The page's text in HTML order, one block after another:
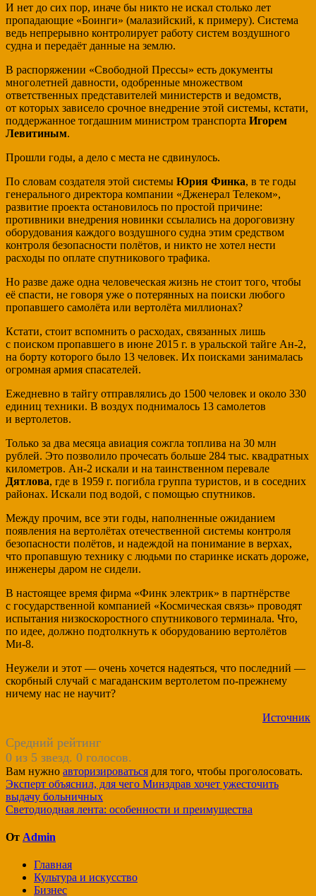
И нет до сих пор, иначе бы никто не искал столько лет
пропадающие «Боинги» (малазийский, к примеру). Система
ведь непрерывно контролирует работу систем воздушного
судна и передаёт данные на землю.
В распоряжении «Свободной Прессы» есть документы
многолетней давности, одобренные множеством
ответственных представителей министерств и ведомств,
от которых зависело срочное внедрение этой системы, кстати,
поддержанное тогдашним министром транспорта Игорем
Левитиным.
Прошли годы, а дело с места не сдвинулось.
По словам создателя этой системы Юрия Финка, в те годы
генерального директора компании «Дженерал Телеком»,
развитие проекта остановилось по простой причине:
противники внедрения новинки ссылались на дороговизну
оборудования каждого воздушного судна этим средством
контроля безопасности полётов, и никто не хотел нести
расходы по оплате спутникового трафика.
Но разве даже одна человеческая жизнь не стоит того, чтобы
её спасти, не говоря уже о потерянных на поиски любого
пропавшего самолёта или вертолёта миллионах?
Кстати, стоит вспомнить о расходах, связанных лишь
с поиском пропавшего в июне 2015 г. в уральской тайге Ан-2,
на борту которого было 13 человек. Их поисками занималась
огромная армия спасателей.
Ежедневно в тайгу отправлялись до 1500 человек и около 330
единиц техники. В воздух поднималось 13 самолетов
и вертолетов.
Только за два месяца авиация сожгла топлива на 30 млн
рублей. Это позволило прочесать больше 284 тыс. квадратных
километров. Ан-2 искали и на таинственном перевале
Дятлова, где в 1959 г. погибла группа туристов, и в соседних
районах. Искали под водой, с помощью спутников.
Между прочим, все эти годы, наполненные ожиданием
появления на вертолётах отечественной системы контроля
безопасности полётов, и надеждой на понимание в верхах,
что пропавшую технику с людьми по старинке искать дороже,
инженеры даром не сидели.
В настоящее время фирма «Финк электрик» в партнёрстве
с государственной компанией «Космическая связь» проводят
испытания низкоскоростного спутникового терминала. Что,
по идее, должно подтолкнуть к оборудованию вертолётов
Ми-8.
Неужели и этот — очень хочется надеяться, что последний —
скорбный случай с магаданским вертолетом по-прежнему
ничему нас не научит?
Источник
Средний рейтинг
0 из 5 звезд. 0 голосов.
Вам нужно авторизироваться для того, чтобы проголосовать.
Навигация
по
Эксперт объяснил, для чего Минздрав хочет ужесточить
выдачу больничных
Светодиодная лента: особенности и преимущества
От Admin
Главная
Культура и искусство
Бизнес